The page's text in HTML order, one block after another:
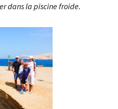
dans la piscine froide.